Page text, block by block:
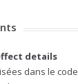
details
dans le code